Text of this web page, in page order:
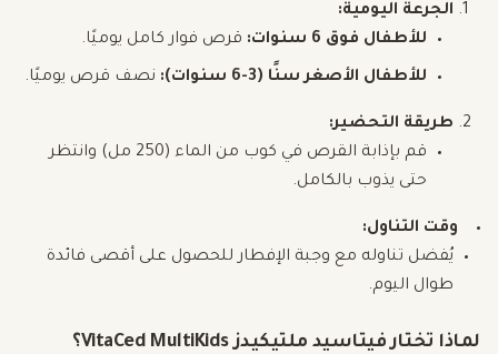
الجرعة اليومية:
للأطفال فوق 6 سنوات:
قرص فوار كامل يوميًا.
للأطفال الأصغر سنًا (3-6 سنوات): نصف قرص يوميًا.
طريقة التحضير:
قم بإذابة القرص في كوب من الماء (250 مل) وانتظر
حتى يذوب بالكامل.
وقت التناول:
يُفضل تناوله مع وجبة الإفطار للحصول على أقصى فائدة
طوال اليوم.
لماذا تختار فيتاسيد ملتيكيدز VitaCed MultiKids؟